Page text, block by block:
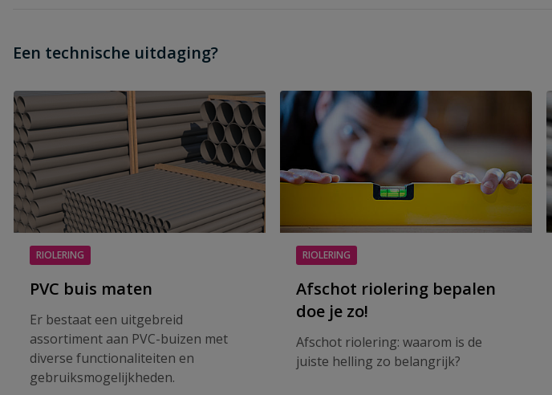
Een technische uitdaging?
RIOLERING
PVC buis maten
Er bestaat een uitgebreid
assortiment aan PVC-buizen met
diverse functionaliteiten en
gebruiksmogelijkheden.
RIOLERING
Afschot riolering bepalen
doe je zo!
Afschot riolering: waarom is de
juiste helling zo belangrijk?